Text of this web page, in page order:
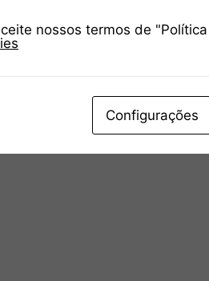
nossos termos de
Configurações